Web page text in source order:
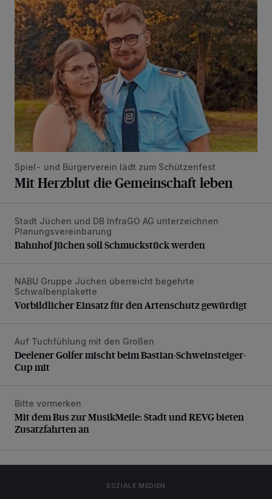
Mit Herzblut die Gemeinschaft leben
Spiel- und Bürgerverein lädt zum Schützenfest
Mit Herzblut die Gemeinschaft leben
Bahnhof Jüchen soll Schmuckstück werden
Stadt Jüchen und DB InfraGO AG unterzeichnen
Planungsvereinbarung
Bahnhof Jüchen soll Schmuckstück werden
Vorbildlicher Einsatz für den Artenschutz gewürdigt
NABU Gruppe Jüchen überreicht begehrte
Schwalbenplakette
Vorbildlicher Einsatz für den Artenschutz gewürdigt
Deelener Golfer mischt beim Bastian-Schweinsteiger-
Auf Tuchfühlung mit den Großen
Deelener Golfer mischt beim Bastian-Schweinsteiger-
Cup mit
Mit dem Bus zur MusikMeile: Stadt und REVG bieten
Bitte vormerken
Mit dem Bus zur MusikMeile: Stadt und REVG bieten
Zusatzfahrten an
SOZIALE MEDIEN